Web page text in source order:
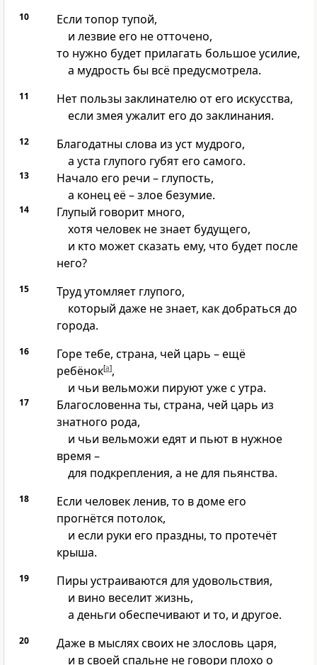
10
Если топор тупой,
и лезвие его не отточено,
то нужно будет прилагать большое усилие,
а мудрость бы всё предусмотрела.
11
Нет пользы заклинателю от его искусства,
если змея ужалит его до заклинания.
12
Благодатны слова из уст мудрого,
а уста глупого губят его самого.
13
Начало его речи – глупость,
а конец её – злое безумие.
14
Глупый говорит много,
хотя человек не знает будущего,
и кто может сказать ему, что будет после
него?
15
Труд утомляет глупого,
который даже не знает, как добраться до
города.
16
Горе тебе, страна, чей царь – ещё
ребёнок[a],
и чьи вельможи пируют уже с утра.
17
Благословенна ты, страна, чей царь из
знатного рода,
и чьи вельможи едят и пьют в нужное
время –
для подкрепления, а не для пьянства.
18
Если человек ленив, то в доме его
прогнётся потолок,
и если руки его праздны, то протечёт
крыша.
19
Пиры устраиваются для удовольствия,
и вино веселит жизнь,
а деньги обеспечивают и то, и другое.
20
Даже в мыслях своих не злословь царя,
и в своей спальне не говори плохо о